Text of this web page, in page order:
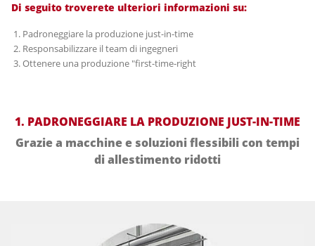
Di seguito troverete ulteriori informazioni su:
Padroneggiare la produzione just-in-time
Responsabilizzare il team di ingegneri
Ottenere una produzione "first-time-right
1. PADRONEGGIARE LA PRODUZIONE JUST-IN-TIME
Grazie a macchine e soluzioni flessibili con tempi
di allestimento ridotti